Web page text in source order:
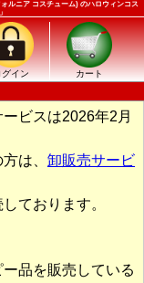
ルニア コスチューム) のハロウィンコス
グイン カート
ビスは2026年2月
は、 卸販売サービ
ております。
品を販売している